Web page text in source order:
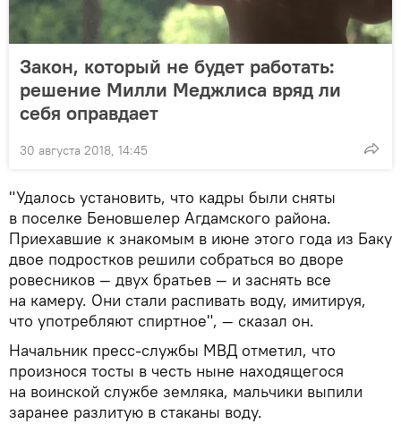
Закон, который не будет работать:
решение Милли Меджлиса вряд ли
себя оправдает
30 августа 2018, 14:45
"Удалось установить, что кадры были сняты
в поселке Беновшелер Агдамского района.
Приехавшие к знакомым в июне этого года из Баку
двое подростков решили собраться во дворе
ровесников — двух братьев — и заснять все
на камеру. Они стали распивать воду, имитируя,
что употребляют спиртное", — сказал он.
Начальник пресс-службы МВД отметил, что
произнося тосты в честь ныне находящегося
на воинской службе земляка, мальчики выпили
заранее разлитую в стаканы воду.